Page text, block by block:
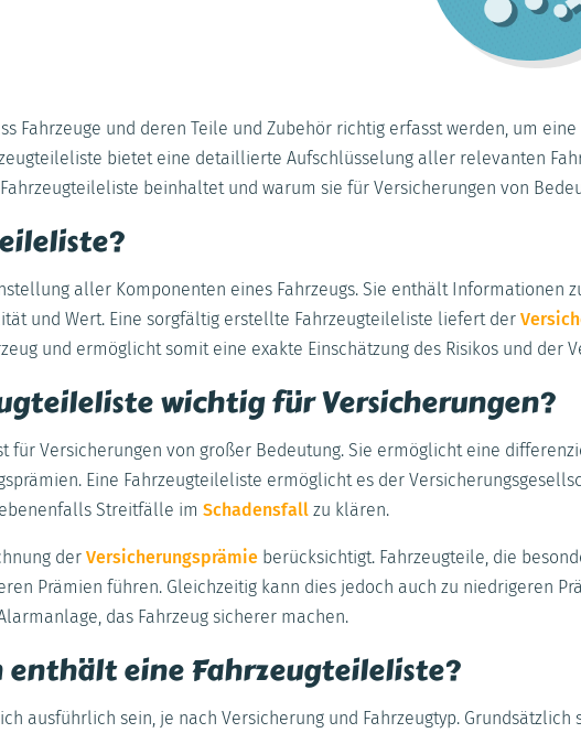
Fahrzeuge und deren Teile und Zubehör richtig erfasst werden, um
bietet eine detaillierte Aufschlüsselung aller relevanten
beinhaltet und warum sie für Versicherungen von
aller Komponenten eines Fahrzeugs. Sie enthält Informationen
und Wert. Eine sorgfältig erstellte Fahrzeugteileliste liefert der
und ermöglicht somit eine exakte Einschätzung des Risikos und der
wichtig für Versicherungen?
für Versicherungen von großer Bedeutung. Sie ermöglicht eine
Eine Fahrzeugteileliste ermöglicht es der
Streitfälle im Schadensfall zu klären.
der Versicherungsprämie berücksichtigt. Fahrzeugteile, die
Prämien führen. Gleichzeitig kann dies jedoch auch zu niedrigeren
das Fahrzeug sicherer machen.
eine Fahrzeugteileliste?
ausführlich sein, je nach Versicherung und Fahrzeugtyp. Grundsätzlich